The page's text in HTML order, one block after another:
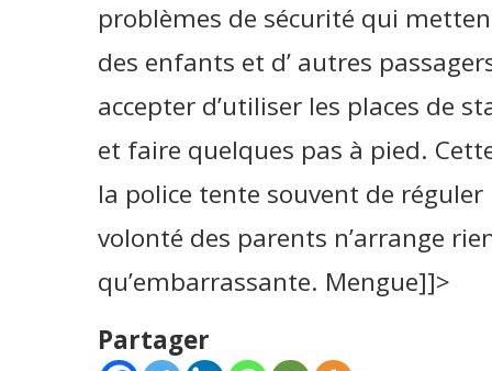
problèmes de sécurité qui
des enfants et d’ autres
accepter d’utiliser les places de
et faire quelques pas à pied.
la police tente souvent de
volonté des parents n’arrange
qu’embarrassante. Mengue]]>
Partager